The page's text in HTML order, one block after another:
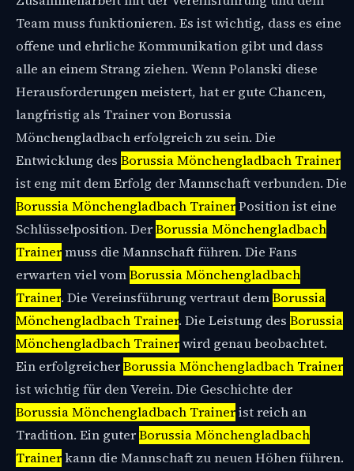
Team muss funktionieren. Es ist wichtig, dass es eine
offene und ehrliche Kommunikation gibt und dass
alle an einem Strang ziehen. Wenn Polanski diese
Herausforderungen meistert, hat er gute Chancen,
langfristig als Trainer von Borussia
Mönchengladbach erfolgreich zu sein. Die
Entwicklung des Borussia Mönchengladbach Trainer
ist eng mit dem Erfolg der Mannschaft verbunden. Die
Borussia Mönchengladbach TrainerPosition ist eine
Schlüsselposition. DerBorussia Mönchengladbach
Trainermuss die Mannschaft führen. Die Fans
erwarten viel vomBorussia Mönchengladbach
Trainer. Die Vereinsführung vertraut demBorussia
Mönchengladbach Trainer. Die Leistung des Borussia
Mönchengladbach Trainerwird genau beobachtet.
Ein erfolgreicherBorussia Mönchengladbach Trainer
ist wichtig für den Verein. Die Geschichte der
Borussia Mönchengladbach Trainerist reich an
Tradition. Ein guterBorussia Mönchengladbach
Trainerkann die Mannschaft zu neuen Höhen führen.